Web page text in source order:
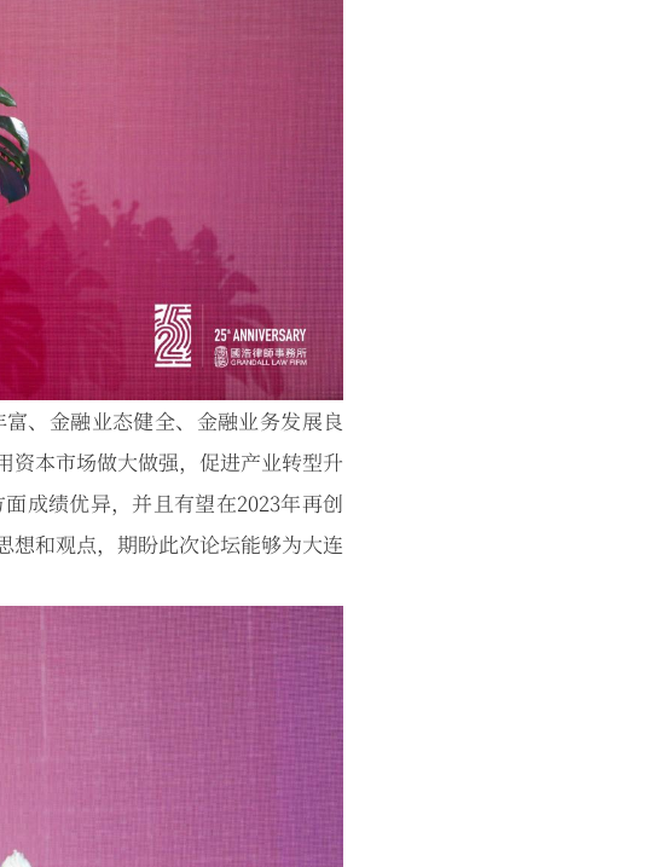
、金融业态健全、金融业务发展良
资本市场做大做强，促进产业转型升
成绩优异，并且有望在2023年再创
想和观点，期盼此次论坛能够为大连